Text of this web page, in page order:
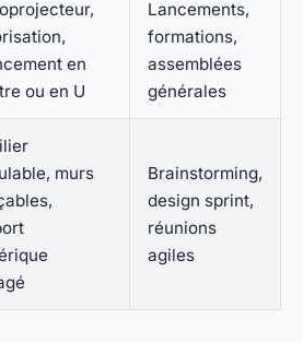
en
ou en U
Lancements,
formations,
assemblées
générales
murs
Brainstorming,
design sprint,
réunions
agiles